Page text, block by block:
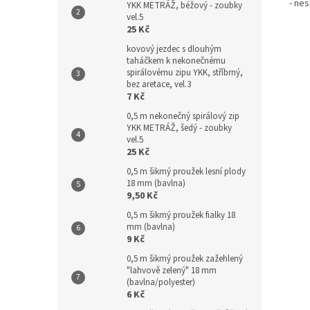
YKK METRÁŽ, béžový - zoubky
vel.5
25 Kč
kovový jezdec s dlouhým
taháčkem k nekonečnému
spirálovému zipu YKK, stříbrný,
bez aretace, vel.3
7 Kč
0,5 m nekonečný spirálový zip
YKK METRÁŽ, šedý - zoubky
vel.5
25 Kč
0,5 m šikmý proužek lesní plody
18 mm (bavlna)
9,50 Kč
0,5 m šikmý proužek fialky 18
mm (bavlna)
9 Kč
0,5 m šikmý proužek zažehlený
"lahvově zelený" 18 mm
(bavlna/polyester)
6 Kč
-